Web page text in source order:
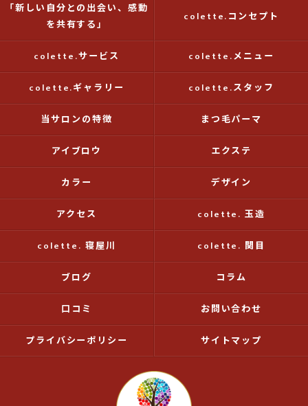
「新しい自分との出会い、感動
を共有する」
colette.コンセプト
colette.サービス colette.メニュー
colette.ギャラリー colette.スタッフ
当サロンの特徴 まつ毛パーマ
アイブロウ エクステ
カラー デザイン
アクセス colette. 玉造
colette. 寝屋川 colette. 関目
ブログ コラム
口コミ お問い合わせ
プライバシーポリシー サイトマップ